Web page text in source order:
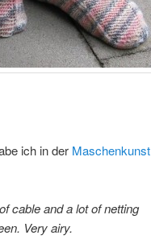
ich in der Maschenkunst
cable and a lot of netting
Very airy.